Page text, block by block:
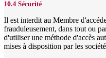
10.4 Sécurité
Il est interdit au Membre
frauduleusement, dans tout ou
d'utiliser une méthode d'accès
mises à disposition par les